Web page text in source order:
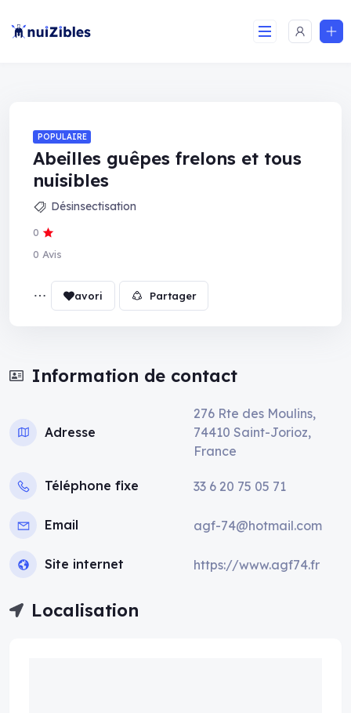
Abeilles guêpes frelons et tous
nuisibles
POPULAIRE
Désinsectisation
0
0 Avis
Partager
Information de contact
Adresse
276 Rte des Moulins,
74410 Saint-Jorioz,
France
Téléphone fixe 33 6 20 75 05 71
Email agf-74@hotmail.com
Site internet https://www.agf74.fr
Localisation